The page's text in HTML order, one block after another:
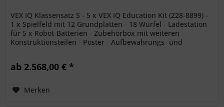
VEX IQ Klassensatz S - 5 x VEX IQ Education Kit (228-8899) -
1 x Spielfeld mit 12 Grundplatten - 18 Würfel - Ladestation
für 5 x Robot-Batterien - Zubehörbox mit weiteren
Konstruktionsteilen - Poster - Aufbewahrungs- und
ab 2.568,00 € *
Merken